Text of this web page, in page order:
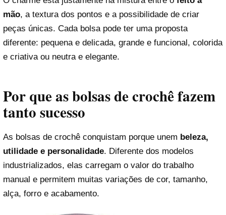
mão, a textura dos pontos e a possibilidade de criar
peças únicas. Cada bolsa pode ter uma proposta
diferente: pequena e delicada, grande e funcional, colorida
e criativa ou neutra e elegante.
Por que as bolsas de crochê fazem
tanto sucesso
As bolsas de crochê conquistam porque unem beleza,
utilidade e personalidade. Diferente dos modelos
industrializados, elas carregam o valor do trabalho
manual e permitem muitas variações de cor, tamanho,
alça, forro e acabamento.